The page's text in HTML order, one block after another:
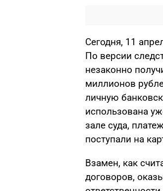
Сегодня, 11
По версии
незаконно
миллионов
личную
использована
зале суда,
поступали на
Взамен, как
договоров,